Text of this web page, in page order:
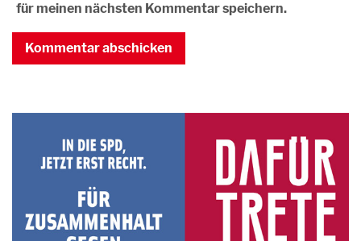
für meinen nächsten Kommentar speichern.